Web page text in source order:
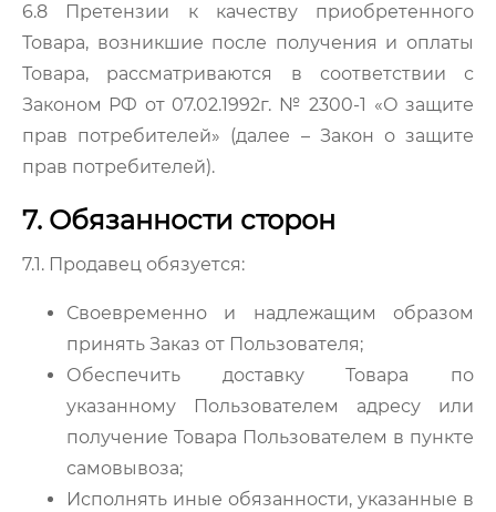
6.8 Претензии к качеству приобретенного
Товара, возникшие после получения и оплаты
Товара, рассматриваются в соответствии с
Законом РФ от 07.02.1992г. № 2300-1 «О защите
прав потребителей» (далее – Закон о защите
прав потребителей).
7. Обязанности сторон
7.1. Продавец обязуется:
Своевременно и надлежащим образом
принять Заказ от Пользователя;
Обеспечить доставку Товара по
указанному Пользователем адресу или
получение Товара Пользователем в пункте
самовывоза;
Исполнять иные обязанности, указанные в